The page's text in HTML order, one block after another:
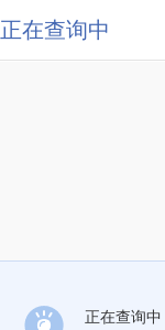
正在查询中
正在查询